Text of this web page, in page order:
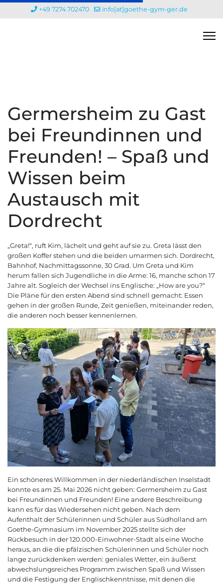
+49 7274 702470 info[at]goethe-gym-ger.de
Germersheim zu Gast
bei Freundinnen und
Freunden! – Spaß und
Wissen beim
Austausch mit
Dordrecht
„Greta!“, ruft Kim, lächelt und geht auf sie zu. Greta lässt den
großen Koffer stehen und die beiden umarmen sich. Dordrecht,
Bahnhof, Nachmittagssonne, 30 Grad. Um Greta und Kim
herum fallen sich Jugendliche in die Arme: 16, manche schon 17
Jahre alt. Sogleich der Wechsel ins Englische: „How are you?“
Die Pläne für den ersten Abend sind schnell gemacht: Essen
gehen in der großen Runde, Zeit genießen, miteinander reden,
die anderen noch besser kennenlernen.
Ein schöneres Willkommen in der niederländischen Inselstadt
konnte es am 25. Mai 2026 nicht geben: Germersheim zu Gast
bei Freundinnen und Freunden! Eine andere Beschreibung
kann es für das Wiedersehen nicht geben. Nach dem
Aufenthalt der Schülerinnen und Schüler aus Südholland am
Goethe-Gymnasium im November 2025 stellte sich der
Rückbesuch in der 120.000-Einwohner-Stadt als eine Woche
heraus, an die die pfälzischen Schülerinnen und Schüler noch
lange zurückdenken werden: geniales Wetter, ein äußerst
abwechslungsreiches Programm zwischen Spaß und Wissen
und die Festigung der Englischkenntnisse, mit denen die